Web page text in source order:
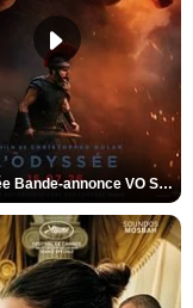
L'Odyssée Bande-annonce VO STFR